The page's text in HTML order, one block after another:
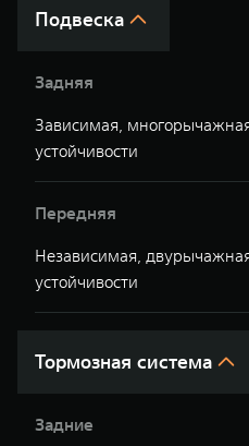
Подвеска
Задняя
Зависимая,
устойчивости
Передняя
Независимая,
устойчивости
Тормозная система
Задние